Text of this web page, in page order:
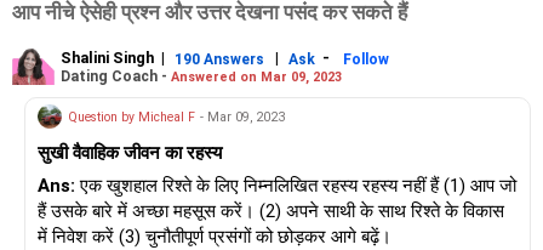
आप नीचे ऐसेही प्रश्न और उत्तर देखना पसंद कर सकते हैं
Shalini Singh | 190 Answers | Ask -
Follow
Dating Coach - Answered on Mar 09, 2023
Question by Micheal F - Mar 09, 2023
सुखी वैवाहिक जीवन का रहस्य
Ans: एक खुशहाल रिश्ते के लिए निम्नलिखित रहस्य रहस्य नहीं हैं (1) आप जो
हैं उसके बारे में अच्छा महसूस करें। (2) अपने साथी के साथ रिश्ते के विकास
में निवेश करें (3) चुनौतीपूर्ण प्रसंगों को छोड़कर आगे बढ़ें।